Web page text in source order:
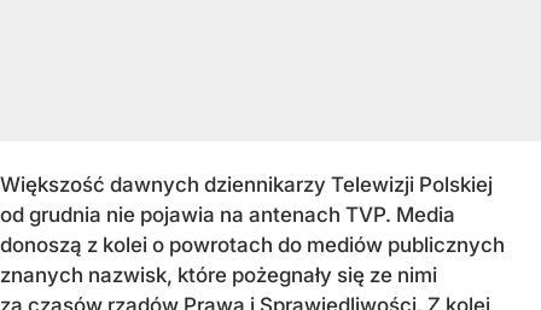
Większość dawnych dziennikarzy Telewizji Polskiej
od grudnia nie pojawia na antenach TVP. Media
donoszą z kolei o powrotach do mediów publicznych
znanych nazwisk, które pożegnały się ze nimi
za czasów rządów Prawa i Sprawiedliwości. Z kolei